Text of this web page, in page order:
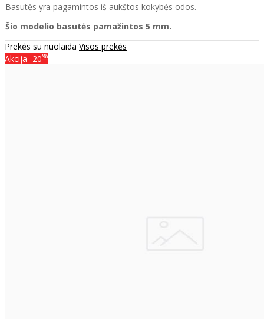
Basutės yra pagamintos iš aukštos kokybės odos.
Šio modelio basutės pamažintos 5 mm.
Prekės su nuolaida Visos prekės
Akcija -20%